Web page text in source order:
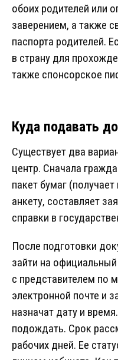
обоих родителей или
заверением, а также
паспорта родителей.
в страну для
также спонсорское
Куда подавать
Существует два
центр. Сначала
пакет бумаг
анкету, составляет
справки в
После подготовки
зайти на
с представителем по
электронной почте и
назначат дату и
подождать. Срок
рабочих дней. Ее